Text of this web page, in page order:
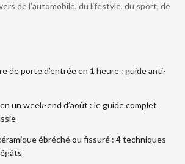
de l'automobile, du lifestyle, du sport, de
de porte d’entrée en 1 heure : guide anti-
un week-end d’août : le guide complet
ébréché ou fissuré : 4 techniques